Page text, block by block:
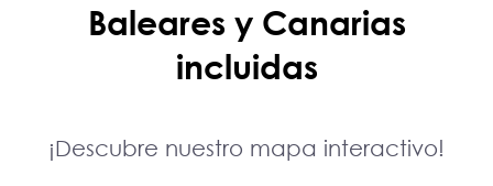
Baleares y Canarias
incluidas
¡Descubre nuestro mapa interactivo!